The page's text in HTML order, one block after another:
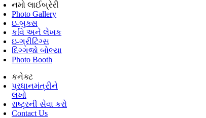
નમો લાઈબ્રેરી
Photo Gallery
ઇ-બુક્સ
કવિ અને લેખક
ઇ-ગ્રીટિંગ્સ
દિગ્ગજો બોલ્યા
Photo Booth
કનેક્ટ
પ્રધાનમંત્રીને
લખો
રાષ્ટ્રની સેવા કરો
Contact Us